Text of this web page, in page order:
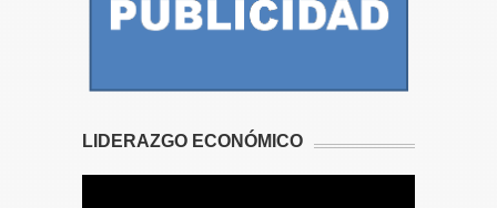
LIDERAZGO ECONÓMICO